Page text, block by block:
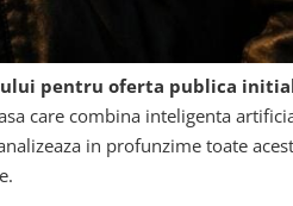
pentru oferta publica
care combina inteligenta
in profunzime toate